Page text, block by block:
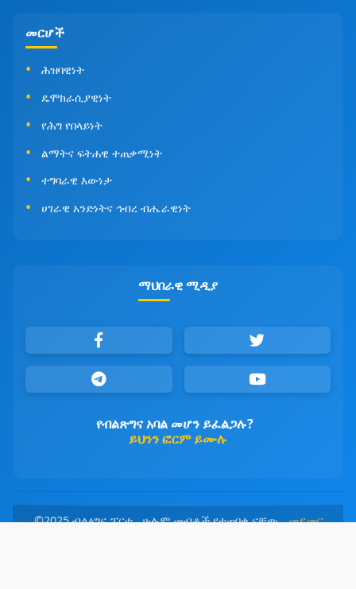
መርሆች
ሕዝባዊነት
ዴሞክራሲያዊነት
የሕግ የበላይነት
ልማትና ፍትሐዊ ተጠቃሚነት
ተግባራዊ እውነታ
ሀገራዊ አንድነትና ኅብረ ብሔራዊነት
ማህበራዊ ሚዲያ
የብልጽግና አባል መሆን ይፈልጋሉ?
ይህንን ፎርም ይሙሉ
©2025 ብልፅግና ፓርቲ ሁሉም መብቶች የተጠበቁ ናቸውመደመር